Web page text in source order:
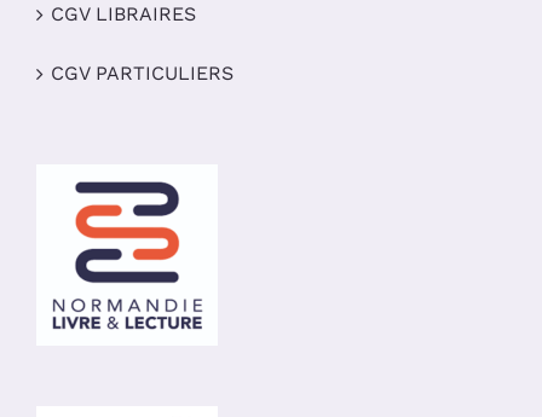
CGV LIBRAIRES
CGV PARTICULIERS